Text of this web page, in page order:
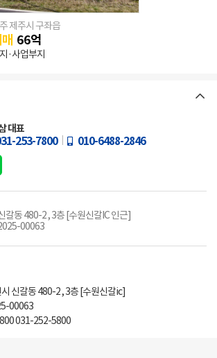
제주시 구좌읍
66억
·사업부지
대표
253-7800 010-6488-2846
갈동 480-2 , 3층 [수원신갈IC 인근]
00063
신갈동 480-2 , 3층 [수원신갈ic]
00063
031-252-5800